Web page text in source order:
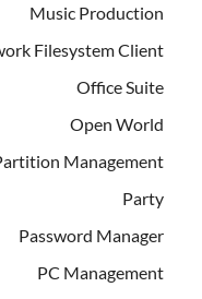
Music Production
Network Filesystem Client
Office Suite
Open World
Partition Management
Party
Password Manager
PC Management